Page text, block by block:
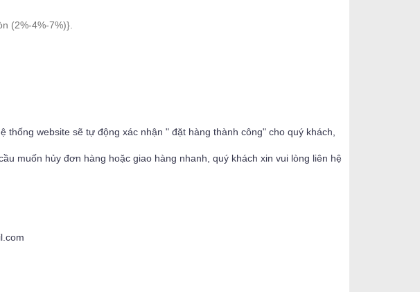
(2%-4%-7%)}.
thống website sẽ tự động xác nhận " đặt hàng thành công" cho quý khách,
muốn hủy đơn hàng hoặc giao hàng nhanh, quý khách xin vui lòng liên hệ